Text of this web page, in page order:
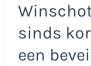
sinds
een